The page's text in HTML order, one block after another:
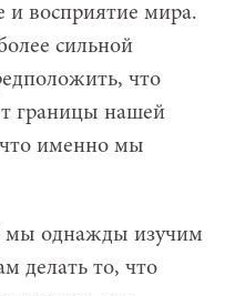
восприятие мира.
сильной
что
границы нашей
что именно мы
мы однажды изучим
делать то, что